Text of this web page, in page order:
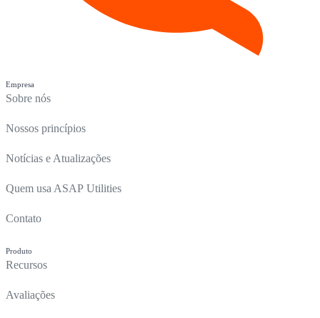
Empresa
Sobre nós
Nossos princípios
Notícias e Atualizações
Quem usa ASAP Utilities
Contato
Produto
Recursos
Avaliações